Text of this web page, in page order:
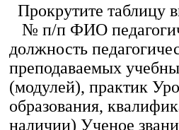
Прокрутите таблицу
№ п/п ФИО
должность
преподаваемых
(модулей), практик
образования,
наличии) Ученое